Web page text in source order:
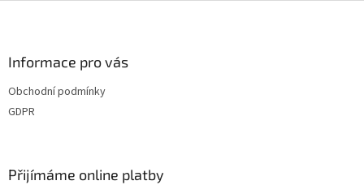
Informace pro vás
Obchodní podmínky
GDPR
Přijímáme online platby